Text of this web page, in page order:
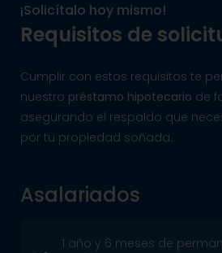
¡Solicítalo hoy mismo!
Requisitos de
Cumplir con estos requisitos te
nuestro préstamo hipotecario de
asegurando el respaldo que
por tu propiedad soñada.
Asalariados
1 año y 6 meses de